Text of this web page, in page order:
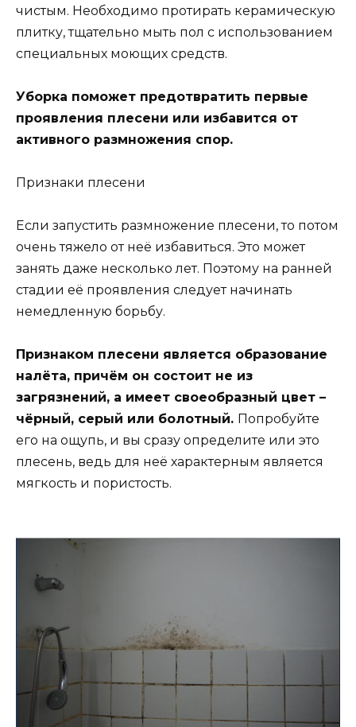
чистым. Необходимо протирать керамическую
плитку, тщательно мыть пол с использованием
специальных моющих средств.
Уборка поможет предотвратить первые
проявления плесени или избавится от
активного размножения спор.
Признаки плесени
Если запустить размножение плесени, то потом
очень тяжело от неё избавиться. Это может
занять даже несколько лет. Поэтому на ранней
стадии её проявления следует начинать
немедленную борьбу.
Признаком плесени является образование
налёта, причём он состоит не из
загрязнений, а имеет своеобразный цвет –
чёрный, серый или болотный. Попробуйте
его на ощупь, и вы сразу определите или это
плесень, ведь для неё характерным является
мягкость и пористость.